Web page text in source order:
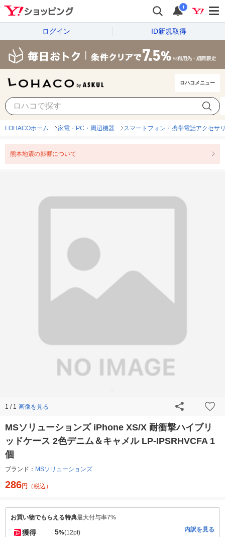
i
ログイン ID新規取得
ロハコメニュー
LOHACOホーム 家電・PC・周辺機器 スマートフォン・携帯電話アクセサ
熊本地震の影響について
1 / 1 画像を見る
MSソリューションズ iPhone XS/X 耐衝撃ハイブリ
ッドケース 2色デニム＆キャメル LP-IPSRHVCFA 1
個
ブランド： MSソリューションズ
286円 （税込）
お買い物でもらえる特典最大付与率7%
獲得 5%(12pt) 内訳を見る